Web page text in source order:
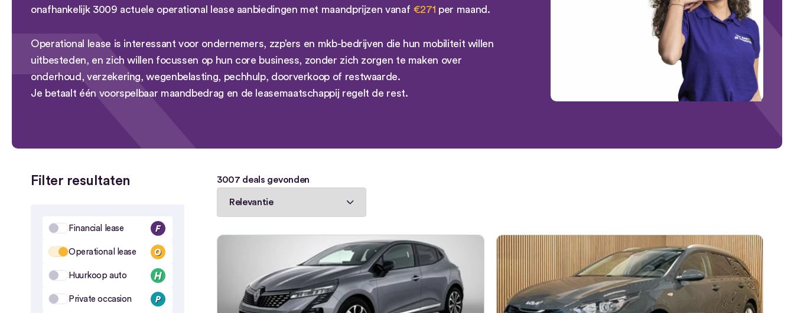
onafhankelijk 3009 actuele operational lease aanbiedingen met maandprijzen vanaf €271 per maand.
Operational lease is interessant voor ondernemers, zzp’ers en mkb-bedrijven die hun mobiliteit willen
uitbesteden, en zich willen focussen op hun core business, zonder zich zorgen te maken over
onderhoud, verzekering, wegenbelasting, pechhulp, doorverkoop of restwaarde.
Je betaalt één voorspelbaar maandbedrag en de leasemaatschappij regelt de rest.
Filter resultaten
Financial lease
Operational lease
Huurkoop auto
Private occasion
3007 deals gevonden